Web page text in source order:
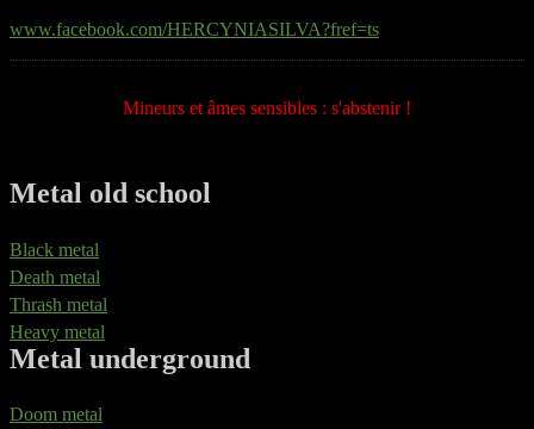
www.facebook.com/HERCYNIASILVA?fref=ts
Mineurs et âmes sensibles : s'abstenir !
Metal old school
Black metal
Death metal
Thrash metal
Heavy metal
Metal underground
Doom metal